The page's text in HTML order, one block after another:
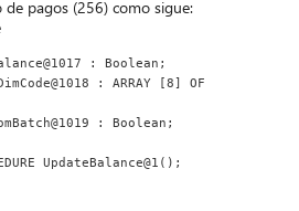
pagos (256) como sigue:
: Boolean;
: Boolean;
UpdateBalance@1();